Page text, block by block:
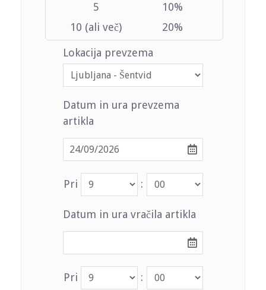
5
10%
10 (ali več)
20%
Lokacija prevzema
Datum in ura prevzema
artikla
Pri :
Datum in ura vračila artikla
Pri :